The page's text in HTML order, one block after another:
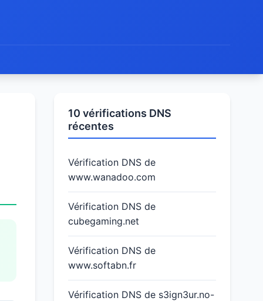
10 vérifications DNS
récentes
Vérification DNS de
www.wanadoo.com
Vérification DNS de
cubegaming.net
Vérification DNS de
www.softabn.fr
Vérification DNS de s3ign3ur.no-